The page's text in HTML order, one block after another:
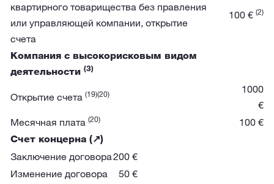
квартирного товарищества без правления
или управляющей компании, открытие
счета
100 € (2)
Компания с высокорисковым видом
деятельности (3)
Открытие счета (19)(20)
1000
€
Месячная плата (20) 100 €
Счет концерна (↗)
Заключение договора200 €
Изменение договора
50 €